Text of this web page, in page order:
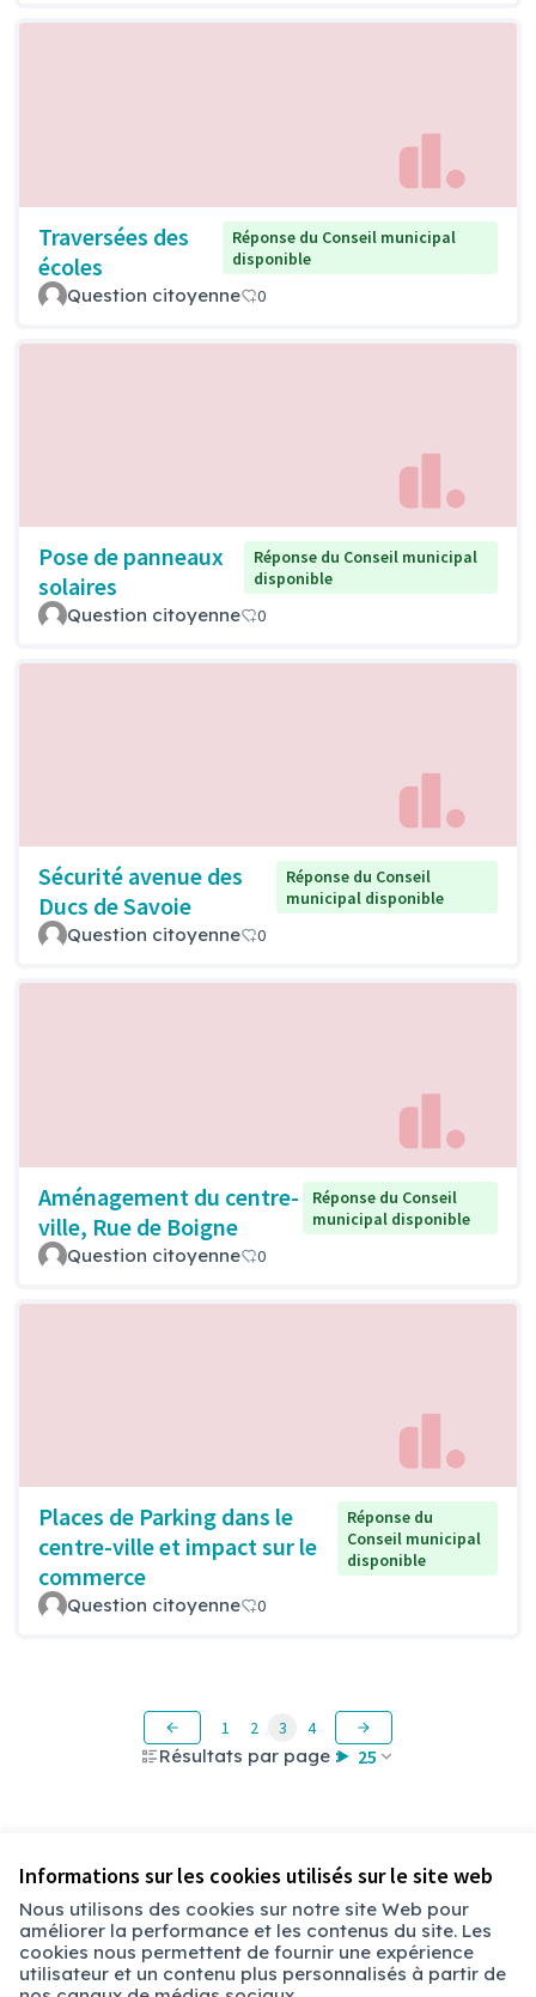
Informations sur les cookies utilisés sur le site web
Nous utilisons des cookies sur notre site Web pour
améliorer la performance et les contenus du site. Les
cookies nous permettent de fournir une expérience
utilisateur et un contenu plus personnalisés à partir de
Traversées des
écoles
Réponse du Conseil municipal
disponible
Question citoyenne 0
Pose de panneaux
solaires
Réponse du Conseil municipal
disponible
Question citoyenne 0
Sécurité avenue des
Ducs de Savoie
Réponse du Conseil
municipal disponible
Question citoyenne 0
Aménagement du centre-
ville, Rue de Boigne
Réponse du Conseil
municipal disponible
Question citoyenne 0
Places de Parking dans le
centre-ville et impact sur le
commerce
Réponse du
Conseil municipal
disponible
Question citoyenne 0
Résultats par page : 25
1 2 3 4
Conditions d'utilisation
Paramètres des cookies
Chambéry sur X
Chambéry sur Facebook
Chambéry sur Instagram